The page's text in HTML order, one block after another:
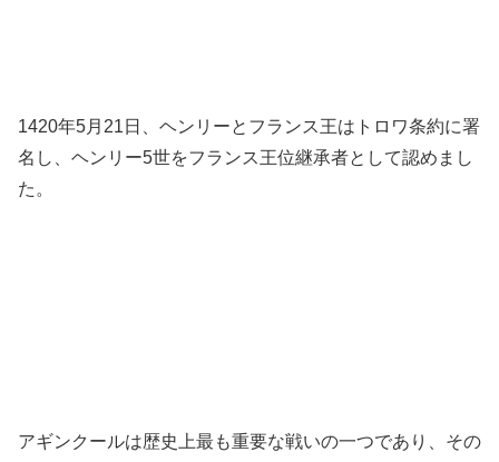
1420年5月21日、ヘンリーとフランス王はトロワ条約に署
名し、ヘンリー5世をフランス王位継承者として認めまし
た。
アギンクールは歴史上最も重要な戦いの一つであり、その